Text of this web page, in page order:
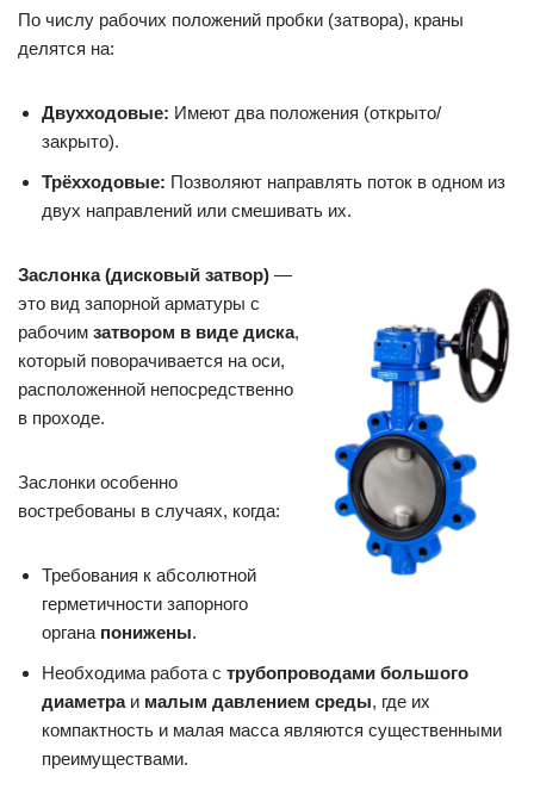
По числу рабочих положений пробки (затвора), краны
делятся на:
Двухходовые: Имеют два положения (открыто/
закрыто).
Трёхходовые: Позволяют направлять поток в одном из
двух направлений или смешивать их.
Заслонка (дисковый затвор) —
это вид запорной арматуры с
рабочим затвором в виде диска,
который поворачивается на оси,
расположенной непосредственно
в проходе.
Заслонки особенно
востребованы в случаях, когда:
Требования к абсолютной
герметичности запорного
органа понижены.
Необходима работа с трубопроводами большого
диаметраи малым давлением среды, где их
компактность и малая масса являются существенными
преимуществами.